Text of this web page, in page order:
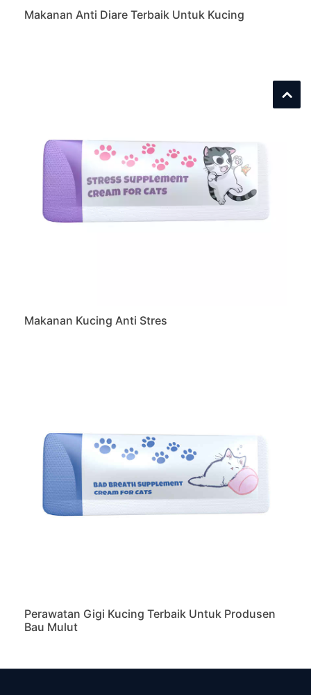
Makanan Anti Diare Terbaik Untuk Kucing
Makanan Kucing Anti Stres
Perawatan Gigi Kucing Terbaik Untuk Produsen
Bau Mulut